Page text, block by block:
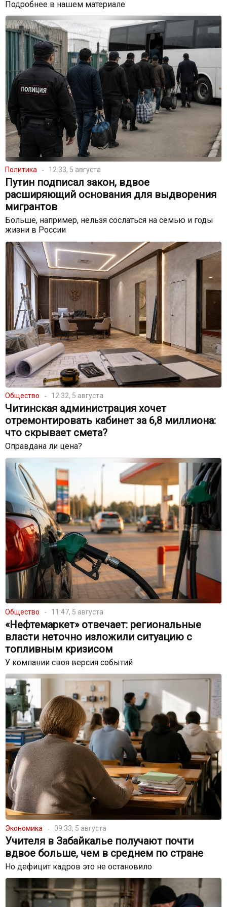
Подробнее в нашем материале
Политика 12:33, 5 августа
Путин подписал закон, вдвое
расширяющий основания для выдворения
мигрантов
Больше, например, нельзя сослаться на семью и годы
жизни в России
Общество 12:32, 5 августа
Читинская администрация хочет
отремонтировать кабинет за 6,8 миллиона:
что скрывает смета?
Оправдана ли цена?
Общество 11:47, 5 августа
«Нефтемаркет» отвечает: региональные
власти неточно изложили ситуацию с
топливным кризисом
У компании своя версия событий
Экономика 09:33, 5 августа
Учителя в Забайкалье получают почти
вдвое больше, чем в среднем по стране
Но дефицит кадров это не остановило